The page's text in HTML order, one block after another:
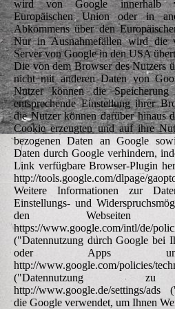
wird von Google innerhalb
Europäischen Union oder in
Abkommens über den
Nur in Ausnahmefällen wird die
Server von Google in den USA
Die von dem Browser des Nutzers
nicht mit anderen Daten von
Nutzer können die
entsprechende Einstellung ihrer
die Nutzer können darüber hinaus
Cookie erzeugten und auf ihre
bezogenen Daten an Google
Daten durch Google verhindern,
Link verfügbare Browser-Plugin
http://tools.google.com/dlpage/
Weitere Informationen zur
Einstellungs- und
den Webseiten
https://www.google.com/intl/de/
("Datennutzung durch Google bei
oder Apps
http://www.google.com/policies/
("Datennutzung zu
http://www.google.de/settings/ads
die Google verwendet, um Ihnen